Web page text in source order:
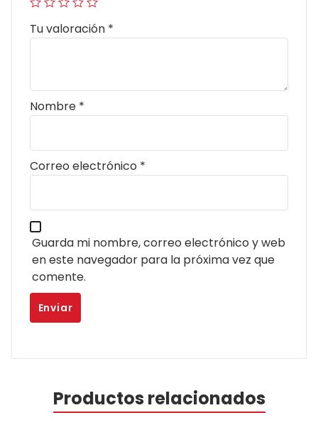
Tu valoración *
Nombre *
Correo electrónico *
Guarda mi nombre, correo electrónico y web
en este navegador para la próxima vez que
comente.
Productos relacionados